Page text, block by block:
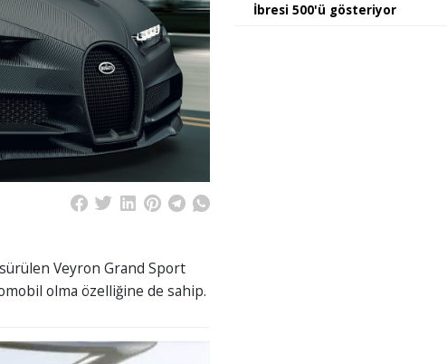
Veyron Grand Sport
olma özelliğine de sahip.
İbresi 500'ü gösteriyor